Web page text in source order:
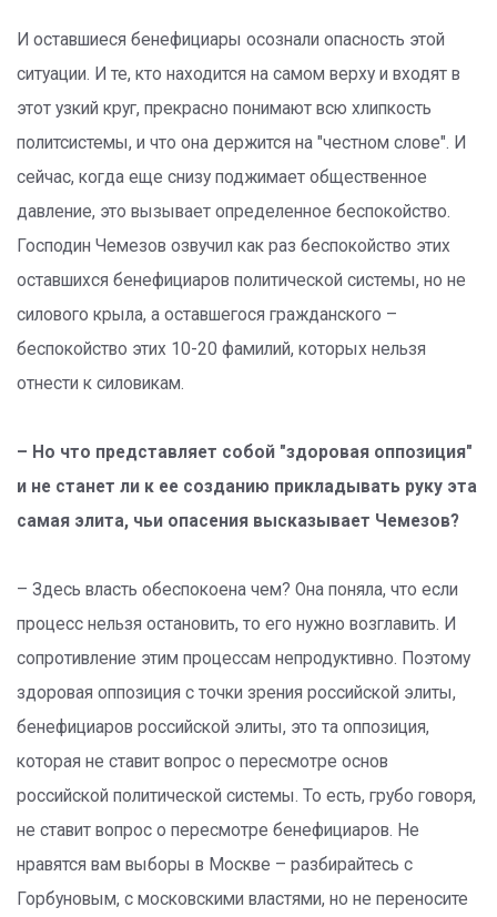
И оставшиеся бенефициары осознали опасность этой
ситуации. И те, кто находится на самом верху и входят в
этот узкий круг, прекрасно понимают всю хлипкость
политсистемы, и что она держится на "честном слове". И
сейчас, когда еще снизу поджимает общественное
давление, это вызывает определенное беспокойство.
Господин Чемезов озвучил как раз беспокойство этих
оставшихся бенефициаров политической системы, но не
силового крыла, а оставшегося гражданского –
беспокойство этих 10-20 фамилий, которых нельзя
отнести к силовикам.
– Но что представляет собой "здоровая оппозиция"
и не станет ли к ее созданию прикладывать руку эта
самая элита, чьи опасения высказывает Чемезов?
– Здесь власть обеспокоена чем? Она поняла, что если
процесс нельзя остановить, то его нужно возглавить. И
сопротивление этим процессам непродуктивно. Поэтому
здоровая оппозиция с точки зрения российской элиты,
бенефициаров российской элиты, это та оппозиция,
которая не ставит вопрос о пересмотре основ
российской политической системы. То есть, грубо говоря,
не ставит вопрос о пересмотре бенефициаров. Не
нравятся вам выборы в Москве – разбирайтесь с
Горбуновым, с московскими властями, но не переносите